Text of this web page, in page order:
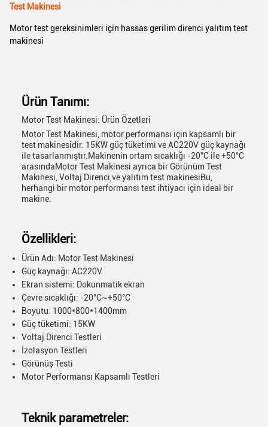
Test Makinesi
Motor test gereksinimleri için hassas gerilim direnci yalıtım test
makinesi
Ürün Tanımı:
Motor Test Makinesi: Ürün Özetleri
Motor Test Makinesi, motor performansı için kapsamlı bir
test makinesidir. 15KW güç tüketimi ve AC220V güç kaynağı
ile tasarlanmıştır.Makinenin ortam sıcaklığı -20°C ile +50°C
arasındaMotor Test Makinesi ayrıca bir Görünüm Test
Makinesi, Voltaj Direnci,ve yalıtım test makinesiBu,
herhangi bir motor performansı test ihtiyacı için ideal bir
makine.
Özellikleri:
Ürün Adı: Motor Test Makinesi
Güç kaynağı: AC220V
Ekran sistemi: Dokunmatik ekran
Çevre sıcaklığı: -20°C~+50°C
Boyutu: 1000*800*1400mm
Güç tüketimi: 15KW
Voltaj Direnci Testleri
İzolasyon Testleri
Görünüş Testi
Motor Performansı Kapsamlı Testleri
Teknik parametreler: